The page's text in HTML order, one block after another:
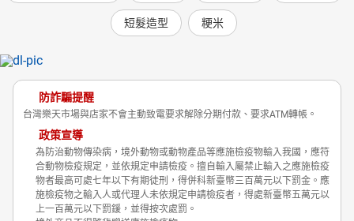
短髮造型 粳米
防詐騙提醒
台灣樂天市場與店家不會主動致電要求解除分期付款、要求ATM轉帳。
政策宣導
為防治動物傳染病，境外動物或動物產品等應施檢疫物輸入我國，應符
合動物檢疫規定，並依規定申請檢疫。擅自輸入屬禁止輸入之應施檢疫
物者最高可處七年以下有期徒刑，得併科新臺幣三百萬元以下罰金。應
施檢疫物之輸入人或代理人未依規定申請檢疫者，得處新臺幣五萬元以
上一百萬元以下罰鍰，並得按次處罰。